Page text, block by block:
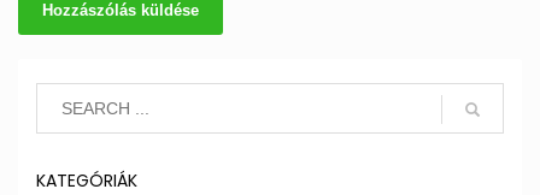
KATEGÓRIÁK